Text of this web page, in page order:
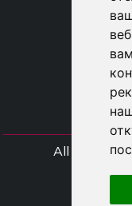
All rights